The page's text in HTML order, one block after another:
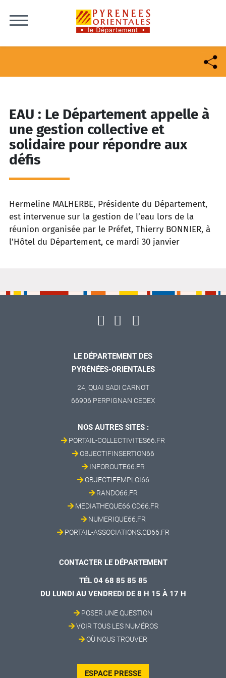
EAU : Le Département appelle à
une gestion collective et
solidaire pour répondre aux
défis
Hermeline MALHERBE, Présidente du Département,
est intervenue sur la gestion de l’eau lors de la
réunion organisée par le Préfet, Thierry BONNIER, à
l’Hôtel du Département, ce mardi 30 janvier
LE DÉPARTEMENT DES
PYRÉNÉES-ORIENTALES
24, QUAI SADI CARNOT
66906 PERPIGNAN CEDEX
NOS AUTRES SITES :
PORTAIL-COLLECTIVITES66.FR
OBJECTIFINSERTION66
INFOROUTE66.FR
OBJECTIFEMPLOI66
RANDO66.FR
MEDIATHEQUE66.CD66.FR
NUMERIQUE66.FR
PORTAIL-ASSOCIATIONS.CD66.FR
CONTACTER LE DÉPARTEMENT
TÉL 04 68 85 85 85
DU LUNDI AU VENDREDI DE 8 H 15 À 17 H
POSER UNE QUESTION
VOIR TOUS LES NUMÉROS
OÙ NOUS TROUVER
ESPACE PRESSE